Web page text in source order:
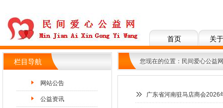
首页 关
栏目导航
网站公告
公益资讯
您现在的位置： 民间爱心公益网
广东省河南驻马店商会2026